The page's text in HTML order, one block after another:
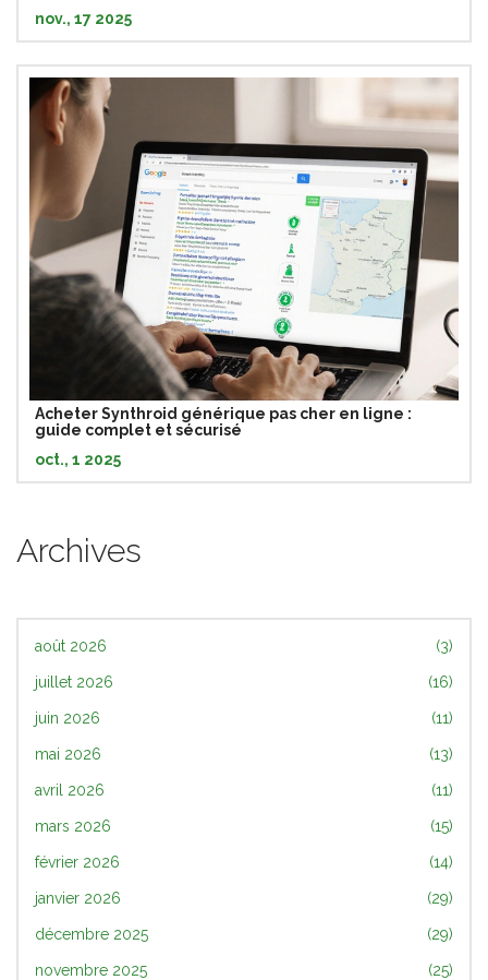
nov., 17 2025
Acheter Synthroid générique pas cher en ligne :
guide complet et sécurisé
oct., 1 2025
Archives
août 2026 (3)
juillet 2026 (16)
juin 2026 (11)
mai 2026 (13)
avril 2026 (11)
mars 2026 (15)
février 2026 (14)
janvier 2026 (29)
décembre 2025 (29)
novembre 2025 (25)